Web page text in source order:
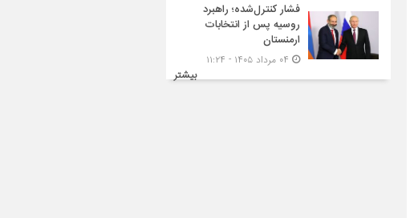
فشار کنترل‌شده؛ راهبرد
روسیه پس از انتخابات
ارمنستان
بیشتر